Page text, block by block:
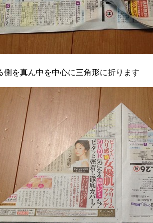
を真ん中を中心に三角形に折ります